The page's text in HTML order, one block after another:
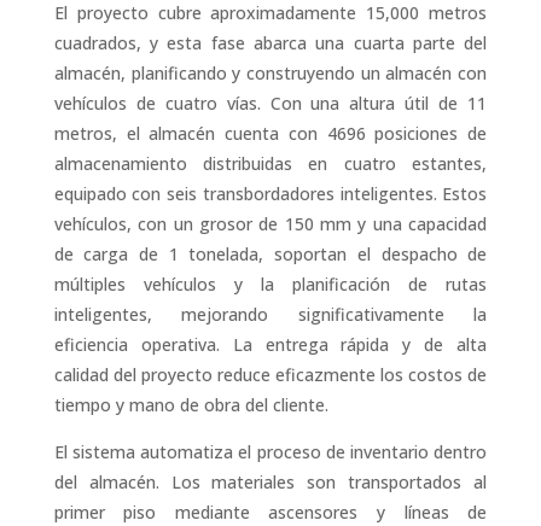
El proyecto cubre aproximadamente 15,000 metros
cuadrados, y esta fase abarca una cuarta parte del
almacén, planificando y construyendo un almacén con
vehículos de cuatro vías. Con una altura útil de 11
metros, el almacén cuenta con 4696 posiciones de
almacenamiento distribuidas en cuatro estantes,
equipado con seis transbordadores inteligentes. Estos
vehículos, con un grosor de 150 mm y una capacidad
de carga de 1 tonelada, soportan el despacho de
múltiples vehículos y la planificación de rutas
inteligentes, mejorando significativamente la
eficiencia operativa. La entrega rápida y de alta
calidad del proyecto reduce eficazmente los costos de
tiempo y mano de obra del cliente.
El sistema automatiza el proceso de inventario dentro
del almacén. Los materiales son transportados al
primer piso mediante ascensores y líneas de